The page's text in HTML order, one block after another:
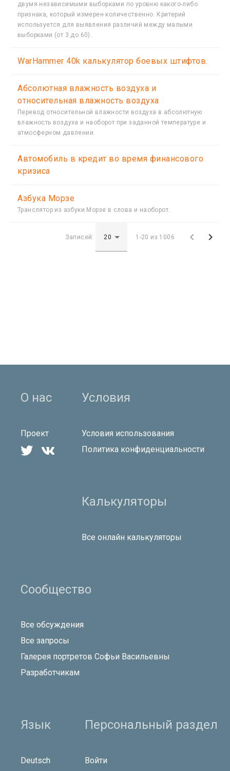
двумя независимыми выборками по уровню какого-либо
признака, который измерен количественно. Критерий
используется для выявления различий между малыми
выборками (от 3 до 60).
WarHammer 40k калькулятор боевых штифтов.
Абсолютная влажность воздуха и
относительная влажность воздуха
Перевод относительной влажности воздуха в абсолютную
влажность воздуха и наоборот при заданной температуре и
атмосферном давлении.
Автомобиль в кредит во время финансового
кризиса
Азбука Морзе
Транслятор из азбуки Морзе в слова и наоборот.
Записей: 1-20 из 1006  
О нас
Проект
 
Условия
Условия использования
Политика конфиденциальности
Калькуляторы
Все онлайн калькуляторы
Сообщество
Все обсуждения
Все запросы
Галерея портретов Софьи Васильевны
Разработчикам
Язык
Deutsch
Персональный раздел
Войти